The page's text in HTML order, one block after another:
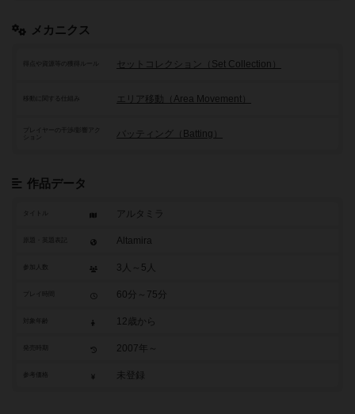
メカニクス
セットコレクション（Set Collection）
移動に関する仕組み エリア移動（Area Movement）
プレイヤーの干渉/影響アク
バッティング（Batting）
作品データ
タイトル アルタミラ
Altamira
参加人数 3人～5人
60分～75分
12歳から
2007年～
参考価格 未登録